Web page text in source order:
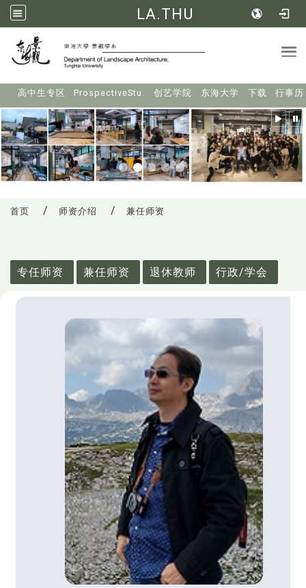
LA.THU
高中生专区 ProspectiveStu. 创艺学院 东海大学 下载 行事历
首页 师资介绍 兼任师资
专任师资
兼任师资 退休教师 行政/学会